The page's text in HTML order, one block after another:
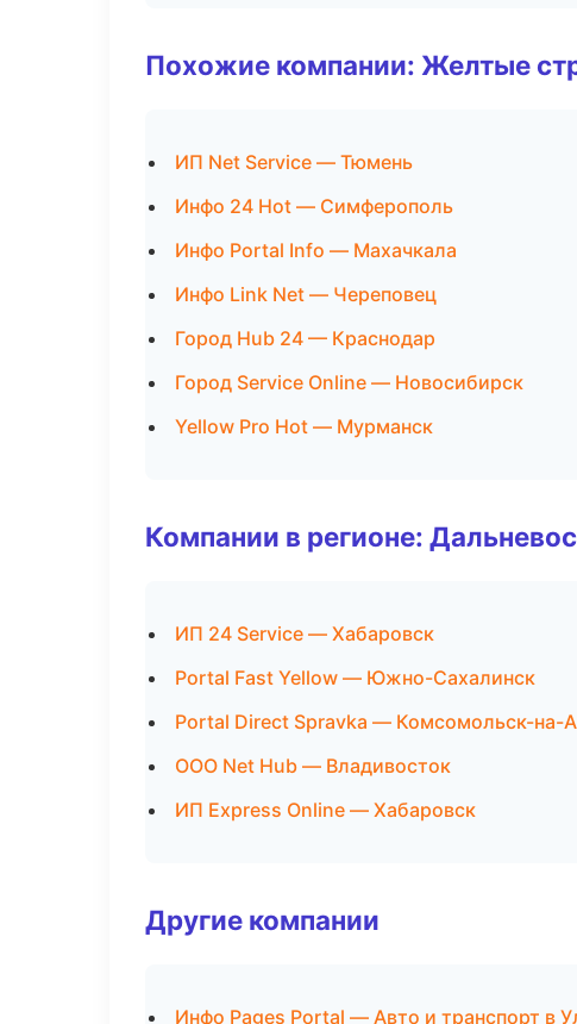
Похожие компании: Желтые
ИП Net Service — Тюмень
Инфо 24 Hot — Симферополь
Инфо Portal Info — Махачкала
Инфо Link Net — Череповец
Город Hub 24 — Краснодар
Город Service Online — Новосибирск
Yellow Pro Hot — Мурманск
Компании в регионе:
ИП 24 Service — Хабаровск
Portal Fast Yellow — Южно-Сахалинск
Portal Direct Spravka — Комсомольск-на-
ООО Net Hub — Владивосток
ИП Express Online — Хабаровск
Другие компании
Инфо Pages Portal — Авто и транспорт в